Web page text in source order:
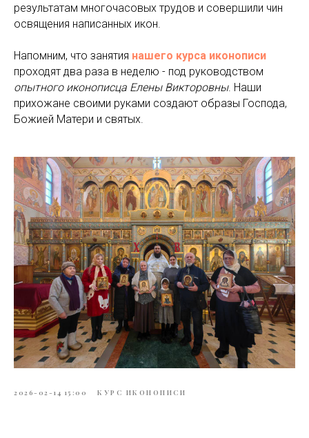
результатам многочасовых трудов и совершили чин
освящения написанных икон.
Напомним, что занятия нашего курса иконописи
проходят два раза в неделю - под руководством
опытного иконописца Елены Викторовны. Наши
прихожане своими руками создают образы Господа,
Божией Матери и святых.
2026-02-14 15:00 КУРС ИКОНОПИСИ